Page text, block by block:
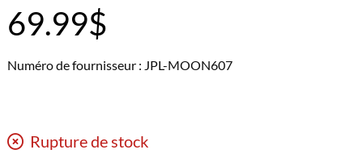
69.99$
Numéro de fournisseur : JPL-MOON607
Rupture de stock